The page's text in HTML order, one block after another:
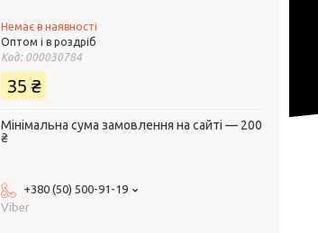
Немає в наявності
Оптом і в роздріб
Код: 000030784
35 ₴
Мінімальна сума замовлення на сайті — 200
₴
+380 (50) 500-91-19
Viber